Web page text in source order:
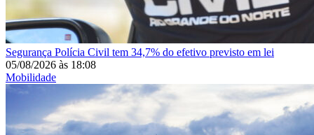
Segurança Polícia Civil tem 34,7% do efetivo previsto em lei
05/08/2026 às 18:08
Mobilidade